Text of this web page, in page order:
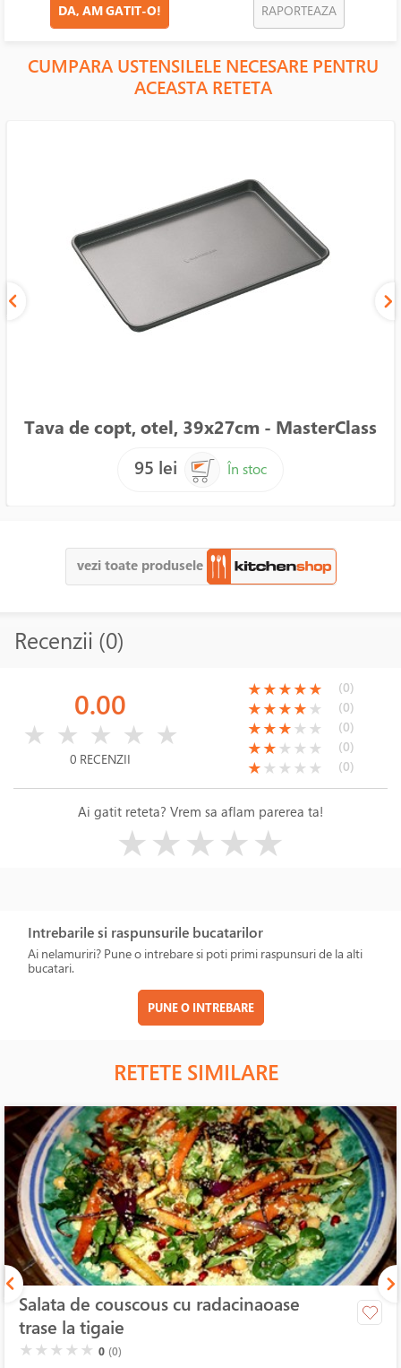
DA, AM GATIT-O! RAPORTEAZA
CUMPARA USTENSILELE NECESARE PENTRU
ACEASTA RETETA
Tava de copt, otel, 39x27cm - MasterClass
95 lei
În stoc
vezi toate produsele
Recenzii (0)
0.00
★ ★ ★ ★ ★
0 RECENZII
(*)
★(*)
★(*)
★(*)
★(*)
★ (0)
(*)
★(*)
★(*)
★(*)
★( )
★ (0)
(*)
★(*)
★(*)
★( )
★ ( )
★ (0)
(*)
★(*)
★( )
★ ( )
★ ( )
★ (0)
(*)
★( )
★ ( )
★ ( )
★ ( )
★ (0)
Ai gatit reteta? Vrem sa aflam parerea ta!
★★★★★
Intrebarile si raspunsurile bucatarilor
Ai nelamuriri? Pune o intrebare si poti primi raspunsuri de la alti
bucatari.
PUNE O INTREBARE
RETETE SIMILARE
Salata de couscous cu radacinaoase
trase la tigaie
( )
★ ( )
★ ( )
★ ( )
★ ( )
★ 0 (0)